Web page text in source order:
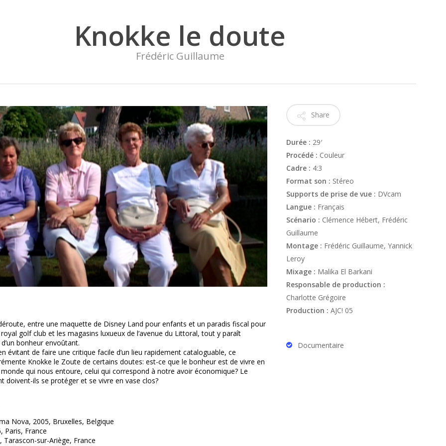
Knokke le doute
Frédéric Guillaume
entre une maquette de Disney Land pour enfants et un paradis fiscal pour
golf club et les magasins luxueux de l’avenue du Littoral, tout y paraît
bonheur envoûtant.
évitant de faire une critique facile d’un lieu rapidement cataloguable, ce
Knokke le Zoute de certains doutes: est-ce que le bonheur est de vivre en
qui nous entoure, celui qui correspond à notre avoir économique? Le
doivent-ils se protéger et se vivre en vase clos?
Nova, 2005, Bruxelles, Belgique
Paris, France
Tarascon-sur-Ariège, France
Share
Durée : 29′
Procédé : Couleur
Cadre : 4:3
Format son : Stéreo
Supports de prise de vue : DVcam
Langue : Français
Scénario : Clémence Hébert, Frédéric
Guillaume
Montage : Frédéric Guillaume, Yannick
Leroy
Mixage : Malika El Barkani
Responsable de production :
Charlotte Grégoire
Production : AJC! 05
Documentaire